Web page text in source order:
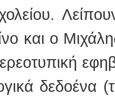
και ο
δεδοένα